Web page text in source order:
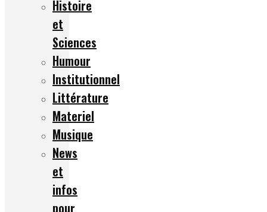
Histoire
et
Sciences
Humour
Institutionnel
Littérature
Materiel
Musique
News
et
infos
pour